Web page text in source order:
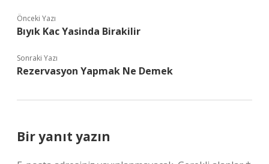
Önceki Yazı
Bıyık Kac Yasinda Birakilir
Sonraki Yazı
Rezervasyon Yapmak Ne Demek
Bir yanıt yazın